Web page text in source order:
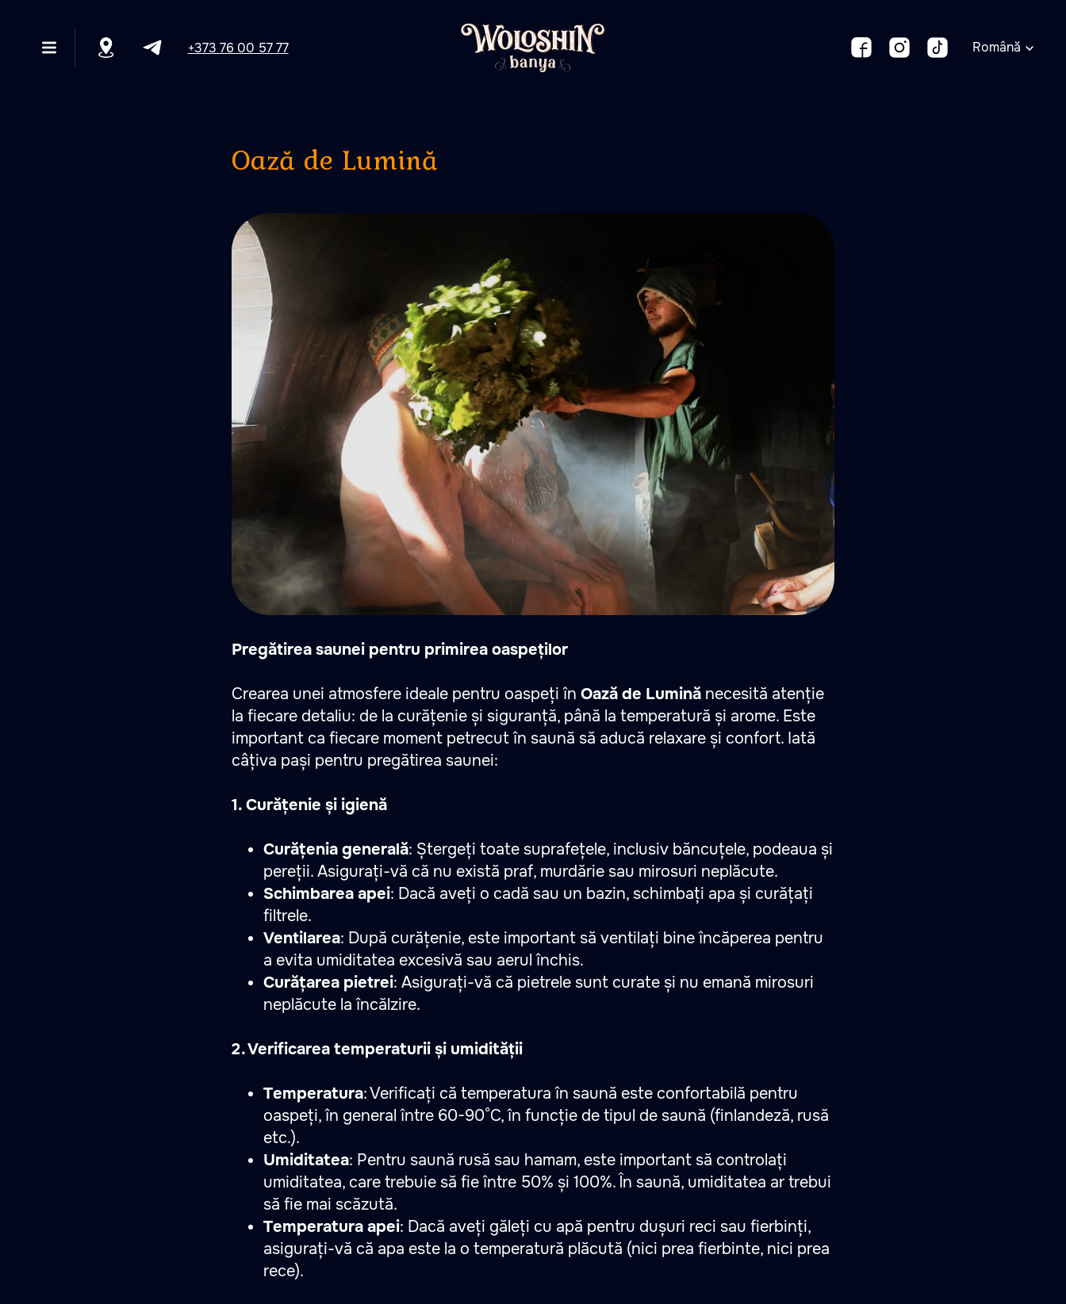
Română
+373 76 00 57 77 Română
+373 76 00 57 77
Oază de Lumină
Pregătirea saunei pentru primirea oaspeților
Crearea unei atmosfere ideale pentru oaspeți în Oază de Lumină necesită atenție
la fiecare detaliu: de la curățenie și siguranță, până la temperatură și arome. Este
important ca fiecare moment petrecut în saună să aducă relaxare și confort. Iată
câțiva pași pentru pregătirea saunei:
1. Curățenie și igienă
Curățenia generală: Ștergeți toate suprafețele, inclusiv băncuțele, podeaua și
pereții. Asigurați-vă că nu există praf, murdărie sau mirosuri neplăcute.
Schimbarea apei: Dacă aveți o cadă sau un bazin, schimbați apa și curățați
filtrele.
Ventilarea: După curățenie, este important să ventilați bine încăperea pentru
a evita umiditatea excesivă sau aerul închis.
Curățarea pietrei: Asigurați-vă că pietrele sunt curate și nu emană mirosuri
neplăcute la încălzire.
2. Verificarea temperaturii și umidității
Temperatura: Verificați că temperatura în saună este confortabilă pentru
oaspeți, în general între 60-90°C, în funcție de tipul de saună (finlandeză, rusă
etc.).
Umiditatea: Pentru saună rusă sau hamam, este important să controlați
umiditatea, care trebuie să fie între 50% și 100%. În saună, umiditatea ar trebui
să fie mai scăzută.
Temperatura apei: Dacă aveți găleți cu apă pentru dușuri reci sau fierbinți,
asigurați-vă că apa este la o temperatură plăcută (nici prea fierbinte, nici prea
rece).